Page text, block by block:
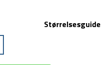
Størrelsesguide